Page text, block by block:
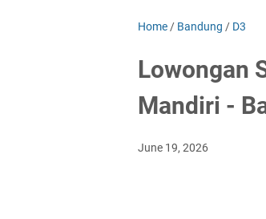
Home / Bandung / D3
Lowongan
Mandiri -
June 19, 2026